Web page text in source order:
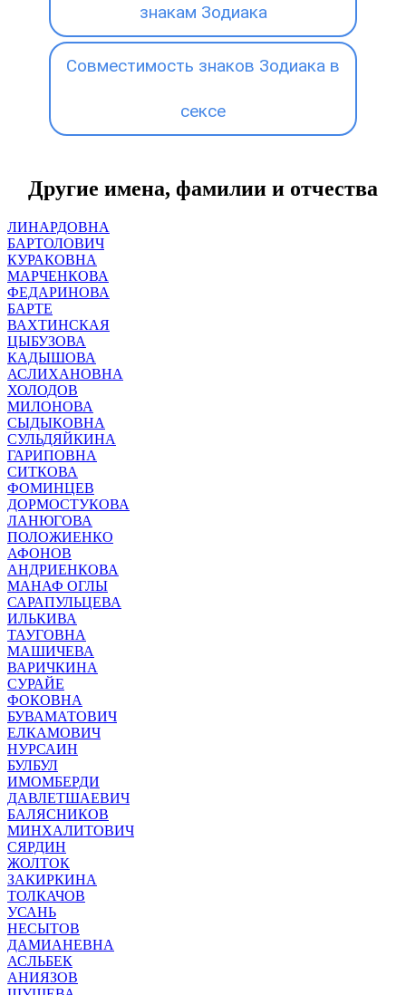
знакам Зодиака
Совместимость знаков Зодиака в
сексе
Другие имена, фамилии и отчества
ЛИНАРДОВНА
БАРТОЛОВИЧ
КУРАКОВНА
МАРЧЕНКОВА
ФЕДАРИНОВА
БАРТЕ
ВАХТИНСКАЯ
ЦЫБУЗОВА
КАДЫШОВА
АСЛИХАНОВНА
ХОЛОДОВ
МИЛОНОВА
СЫДЫКОВНА
СУЛЬДЯЙКИНА
ГАРИПОВНА
СИТКОВА
ФОМИНЦЕВ
ДОРМОСТУКОВА
ЛАНЮГОВА
ПОЛОЖИЕНКО
АФОНОВ
АНДРИЕНКОВА
МАНАФ ОГЛЫ
САРАПУЛЬЦЕВА
ИЛЬКИВА
ТАУГОВНА
МАШИЧЕВА
ВАРИЧКИНА
СУРАЙЕ
ФОКОВНА
БУВАМАТОВИЧ
ЕЛКАМОВИЧ
НУРСАИН
БУЛБУЛ
ИМОМБЕРДИ
ДАВЛЕТШАЕВИЧ
БАЛЯСНИКОВ
МИНХАЛИТОВИЧ
СЯРДИН
ЖОЛТОК
ЗАКИРКИНА
ТОЛКАЧОВ
УСАНЬ
НЕСЫТОВ
ДАМИАНЕВНА
АСЛЬБЕК
АНИЯЗОВ